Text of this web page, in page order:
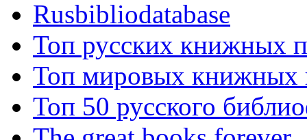
Rusbibliodatabase
Топ русских книжных
Топ мировых книжных
Топ 50 русского